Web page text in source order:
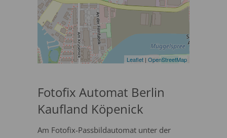
Leaflet | OpenStreetMap
Fotofix Automat Berlin
Kaufland Köpenick
Am Fotofix-Passbildautomat unter der